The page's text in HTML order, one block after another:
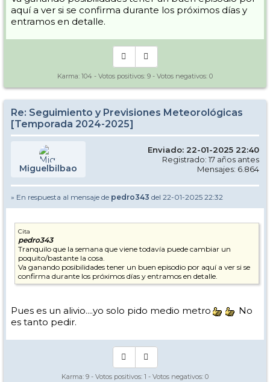
aquí a ver si se confirma durante los próximos días y
entramos en detalle.
Karma: 104 - Votos positivos: 9 - Votos negativos: 0
Re: Seguimiento y Previsiones Meteorológicas
[Temporada 2024-2025]
Miguelbilbao
Enviado: 22-01-2025 22:40
Registrado: 17 años antes
Mensajes: 6.864
» En respuesta al mensaje de pedro343 del 22-01-2025 22:32
Cita
pedro343
Tranquilo que la semana que viene todavía puede cambiar un
poquito/bastante la cosa.
Va ganando posibilidades tener un buen episodio por aquí a ver si se
confirma durante los próximos días y entramos en detalle.
Pues es un alivio....yo solo pido medio metro
No
es tanto pedir.
Karma: 9 - Votos positivos: 1 - Votos negativos: 0